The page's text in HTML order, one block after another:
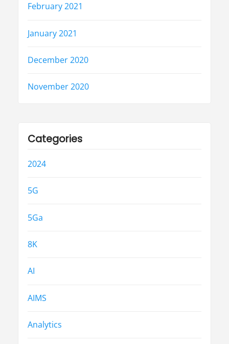
February 2021
January 2021
December 2020
November 2020
Categories
2024
5G
5Ga
8K
AI
AIMS
Analytics